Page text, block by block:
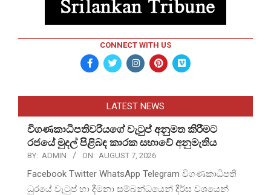
CONNECT WITH US
LATEST NEWS
විගණකාධිපතිවරියගේ වැටුප් අනුමත කිරීමට
රජයේ මුදල් පිළිබඳ කාරක සභාවේ අනුමැතිය
BY: ADMIN ON: AUGUST 7, 2026
Facebook Twitter WhatsApp Telegram විගණකාධිපති
ධුරයේ වැටුප් හා දීමනා සම්බන්ධයෙන් දීර්ඝ වශයෙන්